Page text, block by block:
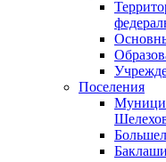
Поселения